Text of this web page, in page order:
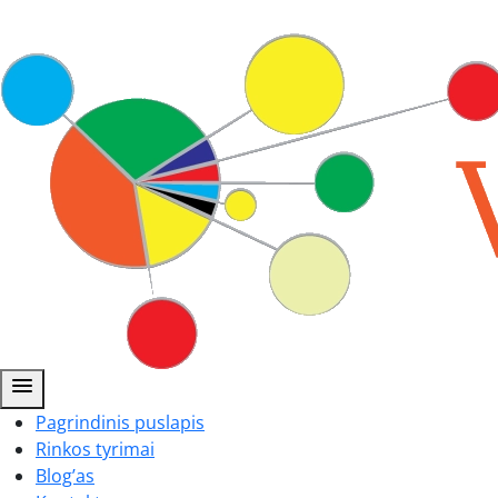
menu
Pagrindinis puslapis
Rinkos tyrimai
Blog’as